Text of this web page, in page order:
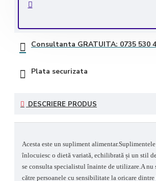
Consultanta GRATUITA: 0735 530
Plata securizata
DESCRIERE PRODUS
Acesta este un supliment
înlocuiesc o dietă variată, echilibrată și un stil
se consulta specialistul înainte de utilizare.A nu
către persoanele cu sensibilitate la oricare